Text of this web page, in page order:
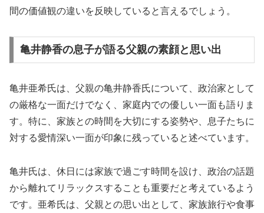
間の価値観の違いを反映していると言えるでしょう。
亀井静香の息子が語る父親の素顔と思い出
亀井亜希氏は、父親の亀井静香氏について、政治家として
の厳格な一面だけでなく、家庭内での優しい一面も語りま
す。特に、家族との時間を大切にする姿勢や、息子たちに
対する愛情深い一面が印象に残っていると述べています。
亀井氏は、休日には家族で過ごす時間を設け、政治の話題
から離れてリラックスすることも重要だと考えているよう
です。亜希氏は、父親との思い出として、家族旅行や食事